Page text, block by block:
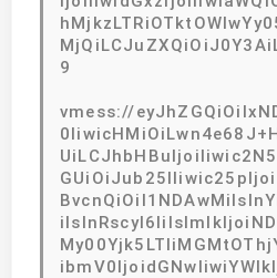
9
vmess://